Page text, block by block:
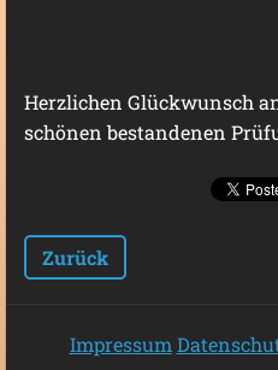
Herzlichen Glückwunsch
schönen bestandenen
Zurück
Impressum